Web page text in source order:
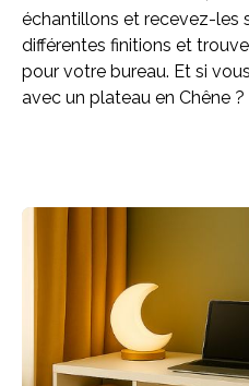
échantillons et recevez-les
différentes finitions et
pour votre bureau. Et si
avec un plateau en Chêne ?